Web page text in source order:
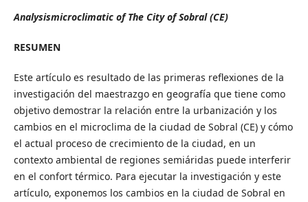
Analysismicroclimatic of The City of Sobral (CE)
RESUMEN
Este artículo es resultado de las primeras reflexiones de la
investigación del maestrazgo en geografía que tiene como
objetivo demostrar la relación entre la urbanización y los
cambios en el microclima de la ciudad de Sobral (CE) y cómo
el actual proceso de crecimiento de la ciudad, en un
contexto ambiental de regiones semiáridas puede interferir
en el confort térmico. Para ejecutar la investigación y este
artículo, exponemos los cambios en la ciudad de Sobral en